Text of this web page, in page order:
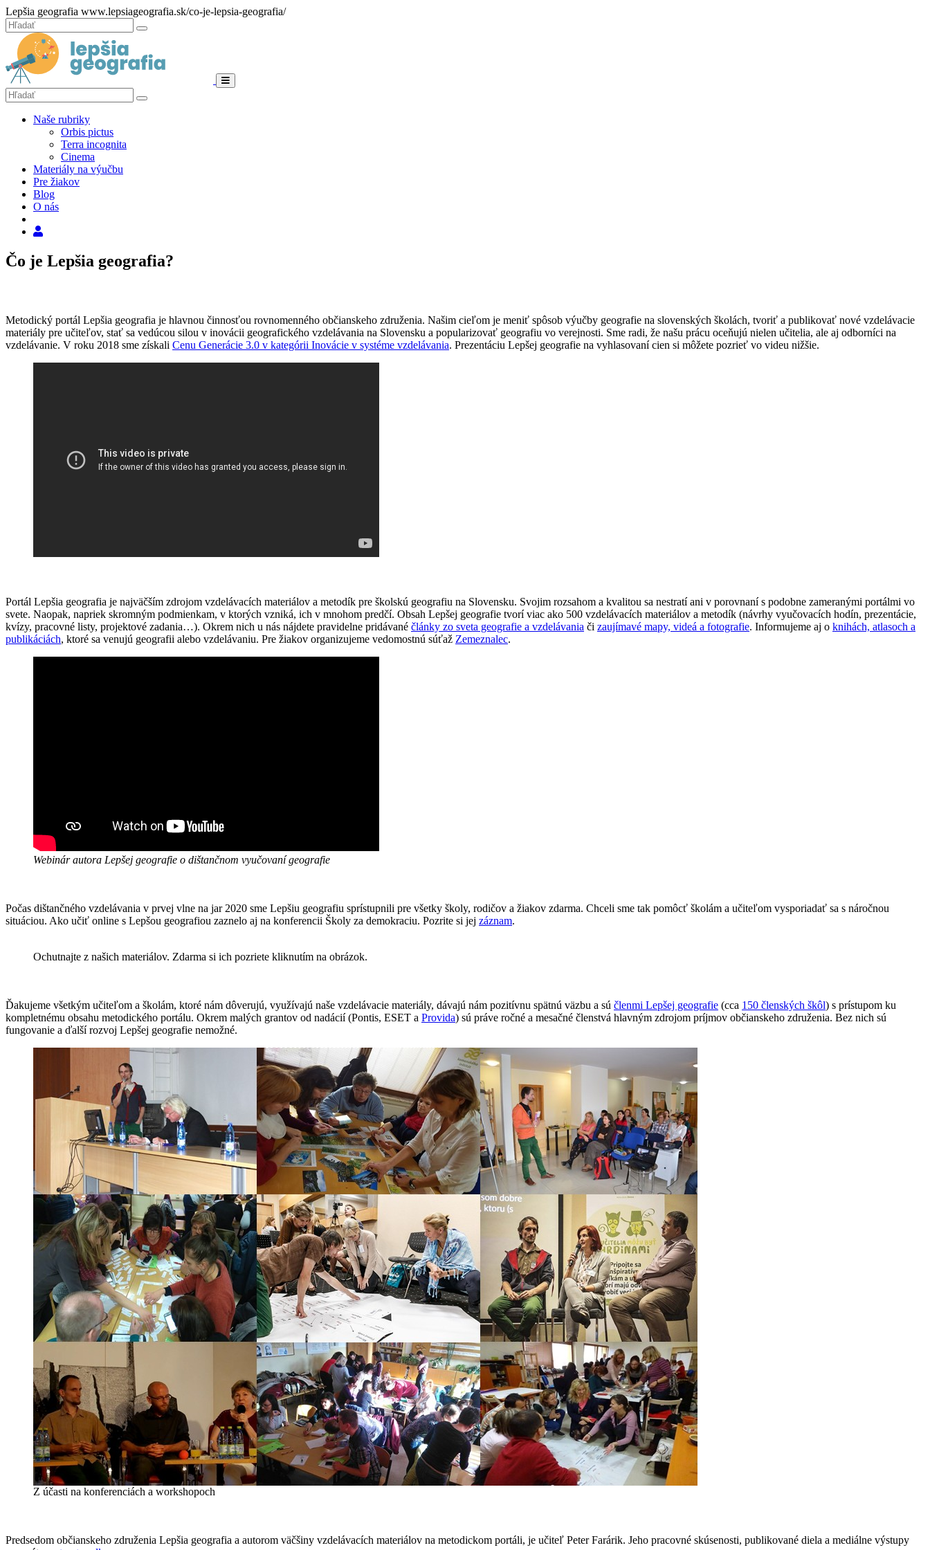
Hore
Lepšia geografia www.lepsiageografia.sk/co-je-lepsia-geografia/
Zatvoriť
Hľadať:
Hľadať
Menu
Hľadať:
Hľadať
Naše rubriky
Orbis pictus
Terra incognita
Cinema
Materiály na výučbu
Pre žiakov
Blog
O nás
Čo je Lepšia geografia?
Metodický portál Lepšia geografia je hlavnou činnosťou rovnomenného občianskeho združenia. Našim cieľom je meniť spôsob výučby geografie na slovenských školách, tvoriť a publikovať nové vzdelávacie
materiály pre učiteľov, stať sa vedúcou silou v inovácii geografického vzdelávania na Slovensku a popularizovať geografiu vo verejnosti. Sme radi, že našu prácu oceňujú nielen učitelia, ale aj odborníci na
vzdelávanie. V roku 2018 sme získali Cenu Generácie 3.0 v kategórii Inovácie v systéme vzdelávania. Prezentáciu Lepšej geografie na vyhlasovaní cien si môžete pozrieť vo videu nižšie.
Portál Lepšia geografia je najväčším zdrojom vzdelávacích materiálov a metodík pre školskú geografiu na Slovensku. Svojim rozsahom a kvalitou sa nestratí ani v porovnaní s podobne zameranými portálmi vo
svete. Naopak, napriek skromným podmienkam, v ktorých vzniká, ich v mnohom predčí. Obsah Lepšej geografie tvorí viac ako 500 vzdelávacích materiálov a metodík (návrhy vyučovacích hodín, prezentácie,
kvízy, pracovné listy, projektové zadania…). Okrem nich u nás nájdete pravidelne pridávané články zo sveta geografie a vzdelávania či zaujímavé mapy, videá a fotografie. Informujeme aj o knihách, atlasoch a
publikáciách, ktoré sa venujú geografii alebo vzdelávaniu. Pre žiakov organizujeme vedomostnú súťaž Zemeznalec.
Webinár autora Lepšej geografie o dištančnom vyučovaní geografie
Počas dištančného vzdelávania v prvej vlne na jar 2020 sme Lepšiu geografiu sprístupnili pre všetky školy, rodičov a žiakov zdarma. Chceli sme tak pomôcť školám a učiteľom vysporiadať sa s náročnou
situáciou. Ako učiť online s Lepšou geografiou zaznelo aj na konferencii Školy za demokraciu. Pozrite si jej záznam.
Ochutnajte z našich materiálov. Zdarma si ich pozriete kliknutím na obrázok.
Ďakujeme všetkým učiteľom a školám, ktoré nám dôverujú, využívajú naše vzdelávacie materiály, dávajú nám pozitívnu spätnú väzbu ​a sú členmi Lepšej geografie (cca 150 členských škôl) s prístupom ku
kompletnému obsahu metodického portálu. Okrem malých grantov od nadácií (Pontis, ESET a Provida) sú práve ročné a mesačné členstvá hlavným zdrojom príjmov občianskeho združenia. Bez nich sú
fungovanie a ďalší rozvoj Lepšej geografie nemožné.
Z účasti na konferenciách a workshopoch
Predsedom občianskeho združenia Lepšia geografia a autorom väčšiny vzdelávacích materiálov na metodickom portáli, je učiteľ Peter Farárik. Jeho pracovné skúsenosti, publikované diela a mediálne výstupy